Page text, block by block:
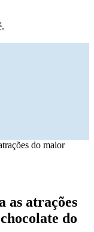
do maior
as atrações
do